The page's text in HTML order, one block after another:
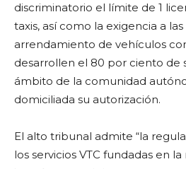
discriminatorio el límite de 1
taxis, así como la exigencia a
arrendamiento de vehículos
desarrollen el 80 por ciento de
ámbito de la comunidad
domiciliada su autorización.
El alto tribunal admite “la
los servicios VTC fundadas en